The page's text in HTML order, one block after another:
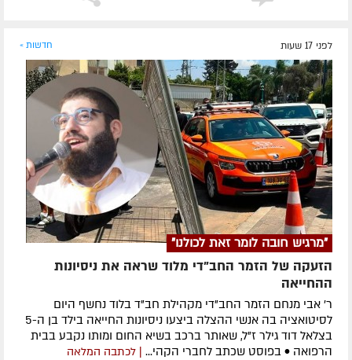
לפני 17 שעות חדשות »
"מרגיש חובה לומר זאת לכולנו"
הזעקה של הזמר החב"די מלוד שראה את ניסיונות
ההחייאה
ר' אבי מנחם הזמר החב"די מקהילת חב"ד בלוד נחשף היום
לסיטואציה בה אנשי ההצלה ביצעו ניסיונות החייאה בילד בן ה-5
בצלאל דוד גילר ז"ל, שאותר ברכב בשיא החום ומותו נקבע בבית
הרפואה • בפוסט שכתב לחברי הקהי... | לכתבה המלאה